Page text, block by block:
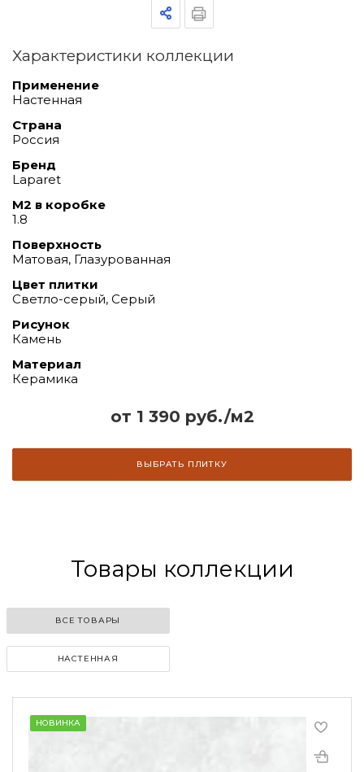
от 1 390 руб./м2
ВЫБРАТЬ ПЛИТКУ
Характеристики коллекции
Применение
Настенная
Страна
Россия
Бренд
Laparet
М2 в коробке
1.8
Поверхность
Матовая, Глазурованная
Цвет плитки
Светло-серый, Серый
Рисунок
Камень
Материал
Керамика
Товары коллекции
ВСЕ ТОВАРЫ
НАСТЕННАЯ
НОВИНКА